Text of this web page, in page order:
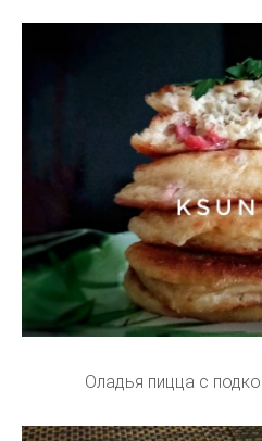
Оладья пицца с